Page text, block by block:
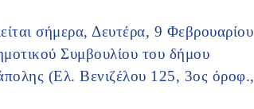
σήμερα, Δευτέρα, 9 Φεβρουαρίου
Συμβουλίου του δήμου
(Ελ. Βενιζέλου 125, 3ος όροφ.,